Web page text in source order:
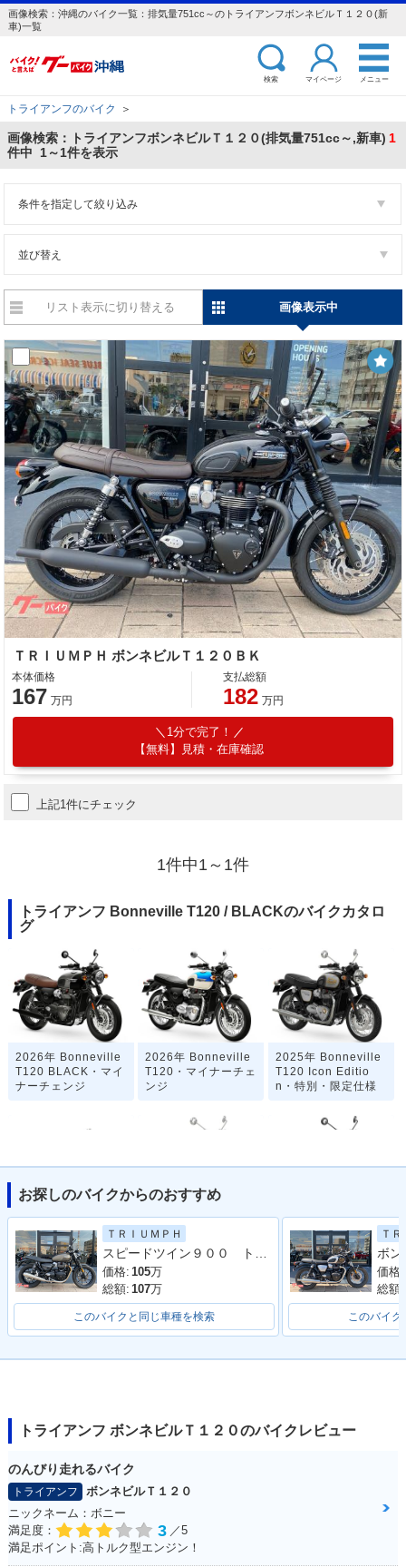
画像検索：沖縄のバイク一覧：排気量751cc～のトライアンフボンネビルＴ１２０(新
車)一覧
検索 マイページ メニュー
トライアンフのバイク ＞
画像検索：トライアンフボンネビルＴ１２０(排気量751cc～,新車) 1
件中 1～1件を表示
条件を指定して絞り込み
並び替え
リスト表示に切り替える 画像表示中
ＴＲＩＵＭＰＨ ボンネビルＴ１２０ＢＫ
本体価格
167 万円
支払総額
182 万円
1分で完了！
【無料】見積・在庫確認
上記1件にチェック
1件中1～1件
トライアンフ Bonneville T120 / BLACKのバイクカタロ
グ
2026年 Bonneville
T120 BLACK・マイ
ナーチェンジ
2026年 Bonneville
T120・マイナーチェ
ンジ
2025年 Bonneville
T120 Icon Editio
n・特別・限定仕様
2025年 Bonneville
T120・カラーチェン
ジ
2024年 Bonneville
T120 Stealth Editio
n・特別・限定仕様
2024年 Bonneville
T120 BLACK Stealt
h Edition・特別・限
定仕様
T120 BLACK・カラ
ーチェンジ
T120・カラーチェン
ジ
T120 BLACK・カラ
ーチェンジ
お探しのバイクからのおすすめ
ＴＲＩＵＭＰＨ
価格: 105万
総額: 107万
このバイクと同じ車種を検索
Ｔ
価格:
総額:
このバイク
トライアンフ ボンネビルＴ１２０のバイクレビュー
のんびり走れるバイク
トライアンフ
ボンネビルＴ１２０
ニックネーム：ボニー
満足度：
3 ／5
満足ポイント:高トルク型エンジン！